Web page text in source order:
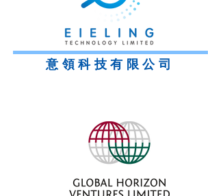
意領科技有限公司